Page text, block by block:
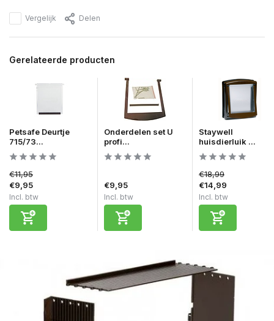
Vergelijk Delen
Gerelateerde producten
Petsafe Deurtje
715/73...
€11,95
€9,95
Incl. btw
Onderdelen set U
profi...
€9,95
Incl. btw
Staywell
huisdierluik ...
€18,99
€14,99
Incl. btw